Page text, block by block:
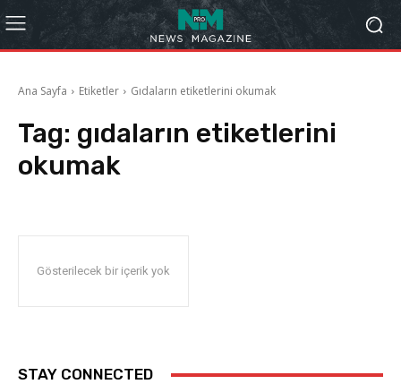
Ana Sayfa Etiketler Gıdaların etiketlerini okumak
Tag: gıdaların etiketlerini
okumak
Gösterilecek bir içerik yok
STAY CONNECTED